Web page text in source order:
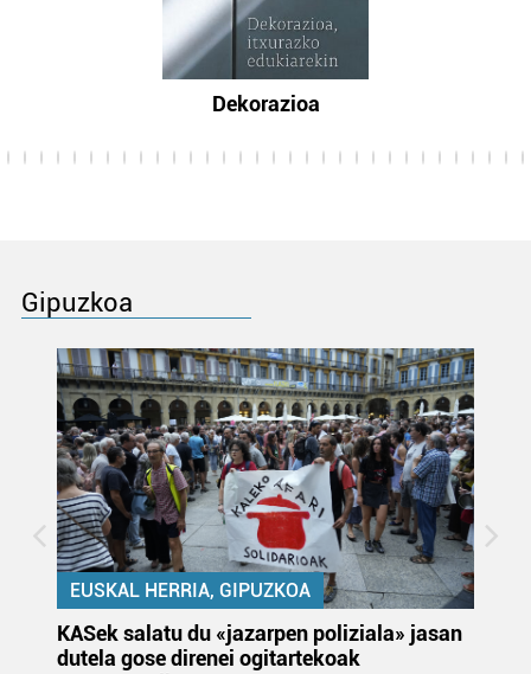
Dekorazioa
Gipuzkoa
EUSKAL HERRIA, GIPUZKOA
KASek salatu du «jazarpen poliziala» jasan
dutela gose direnei ogitartekoak